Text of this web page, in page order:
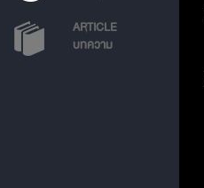
ARTICLE
บทความ